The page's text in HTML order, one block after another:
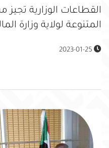
القطاعات الوزارية
المتنوعة لولاية وزارة